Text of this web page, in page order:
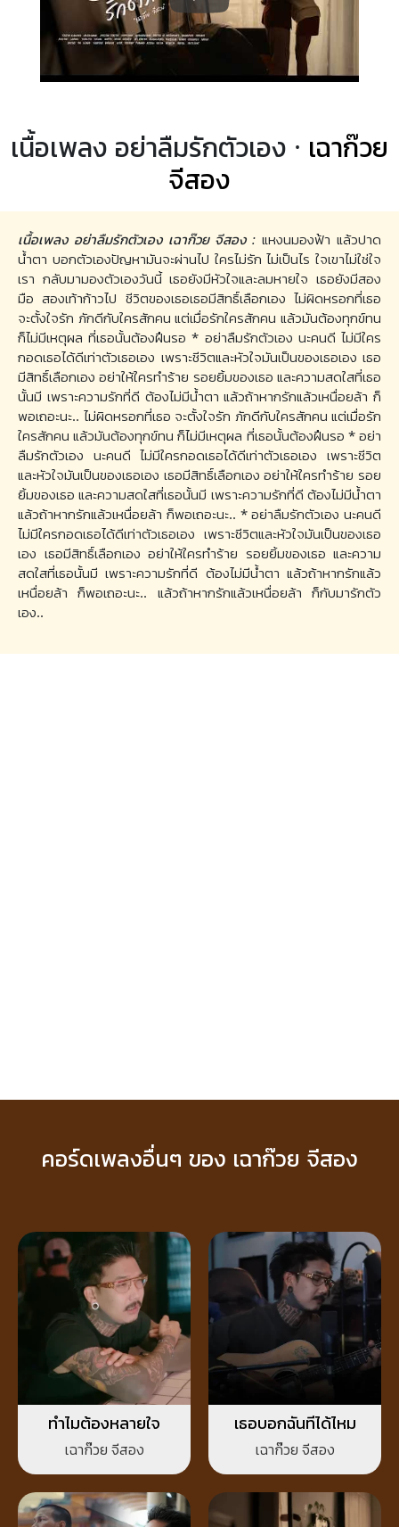
เนื้อเพลง อย่าลืมรักตัวเอง · เฉาก๊วย
จีสอง
เนื้อเพลง อย่าลืมรักตัวเอง เฉาก๊วย จีสอง :แหงนมองฟ้า แล้วปาด
น้ำตา บอกตัวเองปัญหามันจะผ่านไป ใครไม่รัก ไม่เป็นไร ใจเขาไม่ใช่ใจ
เรา กลับมามองตัวเองวันนี้ เธอยังมีหัวใจและลมหายใจ เธอยังมีสอง
มือ สองเท้าก้าวไป ชีวิตของเธอเธอมีสิทธิ์เลือกเอง ไม่ผิดหรอกที่เธอ
จะตั้งใจรัก ภักดีกับใครสักคน แต่เมื่อรักใครสักคน แล้วมันต้องทุกข์ทน
ก็ไม่มีเหตุผล ที่เธอนั้นต้องฝืนรอ * อย่าลืมรักตัวเอง นะคนดี ไม่มีใคร
กอดเธอได้ดีเท่าตัวเธอเอง เพราะชีวิตและหัวใจมันเป็นของเธอเอง เธอ
มีสิทธิ์เลือกเอง อย่าให้ใครทำร้าย รอยยิ้มของเธอ และความสดใสที่เธอ
นั้นมี เพราะความรักที่ดี ต้องไม่มีน้ำตา แล้วถ้าหากรักแล้วเหนื่อยล้า ก็
พอเถอะนะ.. ไม่ผิดหรอกที่เธอ จะตั้งใจรัก ภักดีกับใครสักคน แต่เมื่อรัก
ใครสักคน แล้วมันต้องทุกข์ทน ก็ไม่มีเหตุผล ที่เธอนั้นต้องฝืนรอ * อย่า
ลืมรักตัวเอง นะคนดี ไม่มีใครกอดเธอได้ดีเท่าตัวเธอเอง เพราะชีวิต
และหัวใจมันเป็นของเธอเอง เธอมีสิทธิ์เลือกเอง อย่าให้ใครทำร้าย รอย
ยิ้มของเธอ และความสดใสที่เธอนั้นมี เพราะความรักที่ดี ต้องไม่มีน้ำตา
แล้วถ้าหากรักแล้วเหนื่อยล้า ก็พอเถอะนะ.. * อย่าลืมรักตัวเอง นะคนดี
ไม่มีใครกอดเธอได้ดีเท่าตัวเธอเอง เพราะชีวิตและหัวใจมันเป็นของเธอ
เอง เธอมีสิทธิ์เลือกเอง อย่าให้ใครทำร้าย รอยยิ้มของเธอ และความ
สดใสที่เธอนั้นมี เพราะความรักที่ดี ต้องไม่มีน้ำตา แล้วถ้าหากรักแล้ว
เหนื่อยล้า ก็พอเถอะนะ.. แล้วถ้าหากรักแล้วเหนื่อยล้า ก็กับมารักตัว
เอง..
คอร์ดเพลงอื่นๆ ของ เฉาก๊วย จีสอง
ทำไมต้องหลายใจ
เฉาก๊วย จีสอง
เธอบอกฉันทีได้ไหม
เฉาก๊วย จีสอง